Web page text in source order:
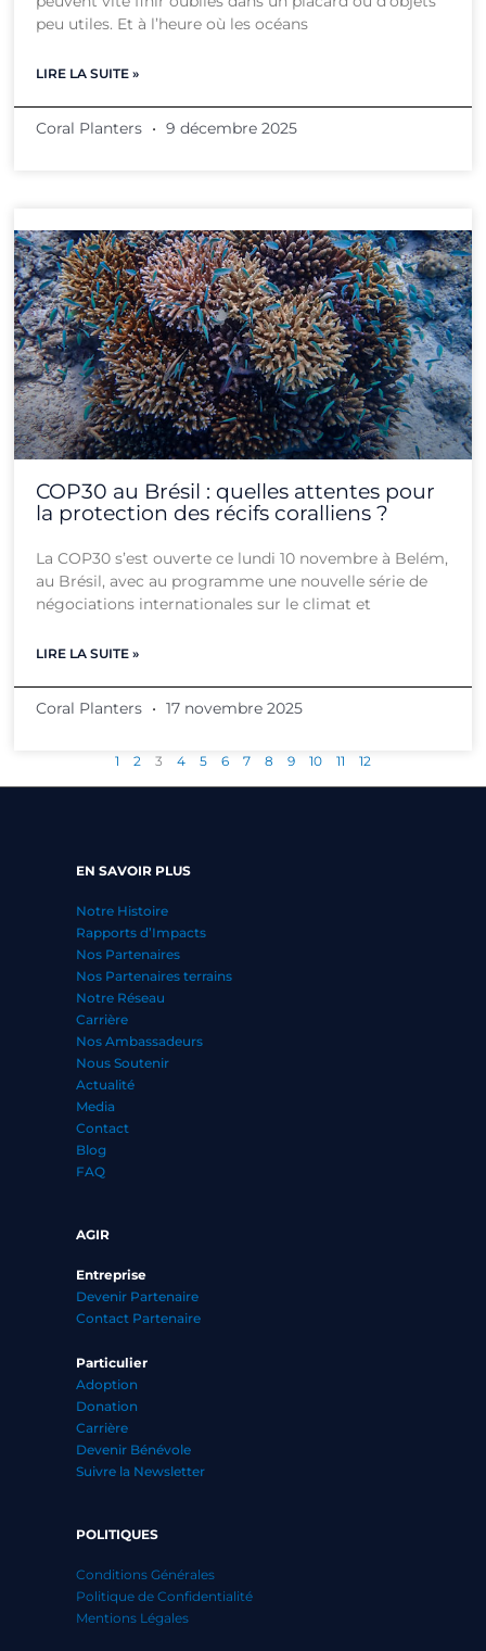
peu utiles. Et à l’heure où les océans
LIRE LA SUITE »
Coral Planters 9 décembre 2025
COP30 au Brésil : quelles attentes pour
la protection des récifs coralliens ?
La COP30 s’est ouverte ce lundi 10 novembre à Belém,
au Brésil, avec au programme une nouvelle série de
négociations internationales sur le climat et
LIRE LA SUITE »
Coral Planters 17 novembre 2025
1 2 3 4 5 6 7 8 9 10 11 12
EN SAVOIR PLUS
Notre Histoire
Rapports d’Impacts
Nos Partenaires
Nos Partenaires terrains
Notre Réseau
Carrière
Nos Ambassadeurs
Nous Soutenir
Actualité
Media
Contact
Blog
FAQ
AGIR
Entreprise
Devenir Partenaire
Contact Partenaire
Particulier
Adoption
Donation
Carrière
Devenir Bénévole
Suivre la Newsletter
POLITIQUES
Conditions Générales
Politique de Confidentialité
Mentions Légales